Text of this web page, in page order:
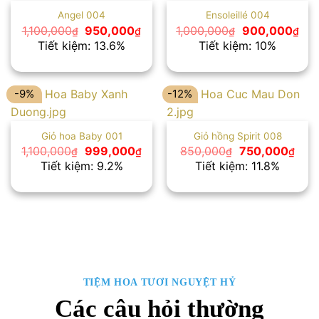
Angel 004
1,100,000₫ Giá
gốc
là:
950,000₫Giá
là:
950,000₫.
Tiết kiệm: 13.6%
Ensoleillé 004
1,000,000₫ Giá
gốc
là:
900,000₫Giá
là:
Tiết kiệm: 10%
-9%
Giỏ hoa Baby 001
1,100,000₫ Giá
gốc
là:
999,000₫Giá
hiện
là:
999,000₫.
Tiết kiệm: 9.2%
-12%
Giỏ hồng Spirit 008
850,000₫ Giá
gốc
là:
750,000₫Giá
hiện
Tiết kiệm: 11.8%
TIỆM HOA TƯƠI NGUYỆT HỶ
Các câu hỏi thường